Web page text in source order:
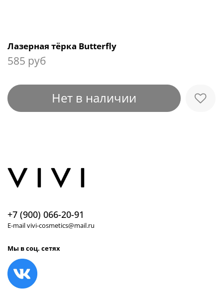
Лазерная тёрка Butterfly
585 руб
Нет в наличии
+7 (900) 066-20-91
E-mail vivi-cosmetics@mail.ru
Мы в соц. сетях